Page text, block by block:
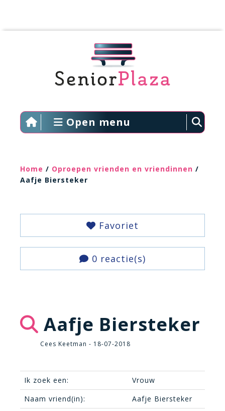
Open menu
Home / Oproepen vrienden en vriendinnen /
Aafje Biersteker
Favoriet
0 reactie(s)
Aafje Biersteker
Cees Keetman - 18-07-2018
Ik zoek een:
Vrouw
Naam vriend(in):
Aafje Biersteker